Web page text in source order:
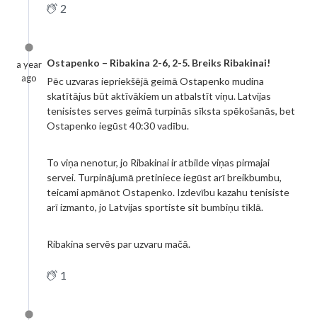
2
a year
ago
Ostapenko – Ribakina 2-6, 2-5. Breiks Ribakinai!
Pēc uzvaras iepriekšējā geimā Ostapenko mudina
skatītājus būt aktīvākiem un atbalstīt viņu. Latvijas
tenisistes serves geimā turpinās sīksta spēkošanās, bet
Ostapenko iegūst 40:30 vadību.
To viņa nenotur, jo Ribakinai ir atbilde viņas pirmajai
servei. Turpinājumā pretiniece iegūst arī breikbumbu,
teicami apmānot Ostapenko. Izdevību kazahu tenisiste
arī izmanto, jo Latvijas sportiste sit bumbiņu tīklā.
Ribakina servēs par uzvaru mačā.
1